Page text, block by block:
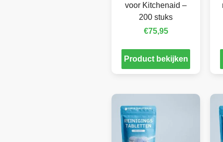
voor Kitchenaid –
200 stuks
€75,95
Product bekijken